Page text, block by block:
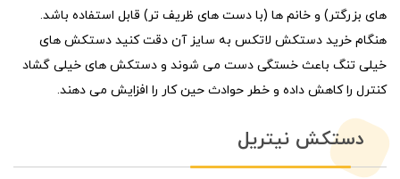
های بزرگتر) و خانم ها (با دست های ظریف تر) قابل استفاده باشد.
هنگام خرید دستکش لاتکس به سایز آن دقت کنید دستکش های
خیلی تنگ باعث خستگی دست می شوند و دستکش های خیلی گشاد
کنترل را کاهش داده و خطر حوادث حین کار را افزایش می دهند.
دستکش نیتریل